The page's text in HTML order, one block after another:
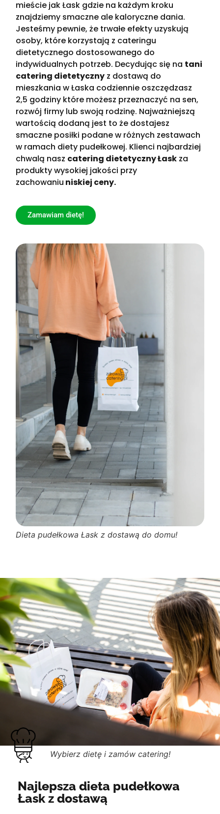
mieście jak Łask gdzie na każdym kroku
znajdziemy smaczne ale kaloryczne dania.
Jesteśmy pewnie, że trwałe efekty uzyskują
osoby, które korzystają z cateringu
dietetycznego dostosowanego do
indywidualnych potrzeb. Decydując się na tani
catering dietetyczny z dostawą do
mieszkania w Łaska codziennie oszczędzasz
2,5 godziny które możesz przeznaczyć na sen,
rozwój firmy lub swoją rodzinę. Najważniejszą
wartością dodaną jest to że dostajesz
smaczne posiłki podane w różnych zestawach
w ramach diety pudełkowej. Klienci najbardziej
chwalą nasz catering dietetyczny Łask za
produkty wysokiej jakości przy
zachowaniu niskiej ceny.
Zamawiam dietę!
Dieta pudełkowa Łask z dostawą do domu!
Wybierz dietę i zamów catering!
Najlepsza dieta pudełkowa
Łask z dostawą